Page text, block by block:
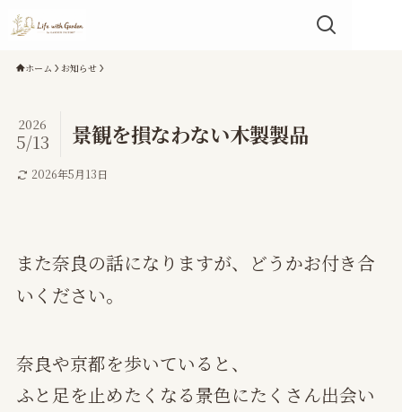
ホーム お知らせ
景観を損なわない木製製品
2026
5/13
2026年5月13日
また奈良の話になりますが、どうかお付き合
いください。
奈良や京都を歩いていると、
ふと足を止めたくなる景色にたくさん出会い